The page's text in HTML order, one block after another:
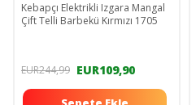
Kebapçı Elektrikli Izgara Mangal
Çift Telli Barbekü Kırmızı 1705
EUR244,99 EUR109,90